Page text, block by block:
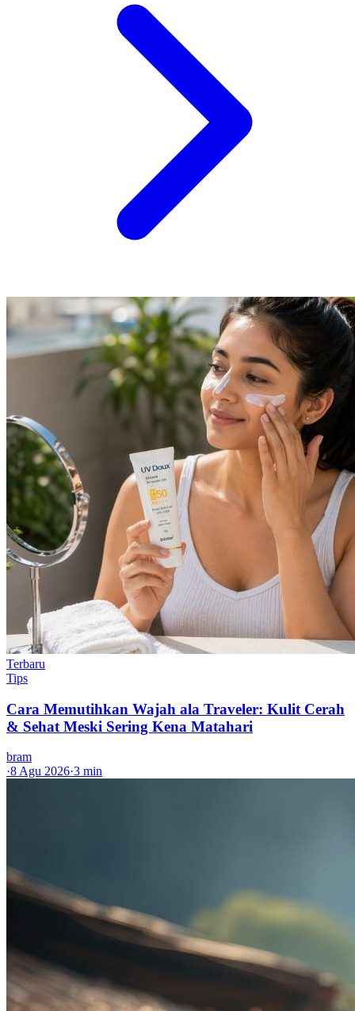
Terbaru
Tips
Cara Memutihkan Wajah ala Traveler: Kulit Cerah
& Sehat Meski Sering Kena Matahari
bram
·8 Agu 2026·3 min